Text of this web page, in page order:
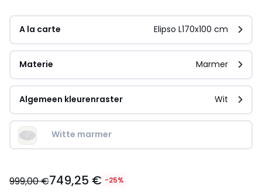
A la carte Elipso L170x100 cm
Materie Marmer
Algemeen kleurenraster Wit
Witte marmer
€
999,00 €749,25 € -25%